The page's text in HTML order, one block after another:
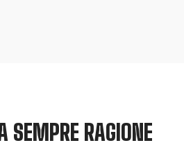
SEMPRE RAGIONE